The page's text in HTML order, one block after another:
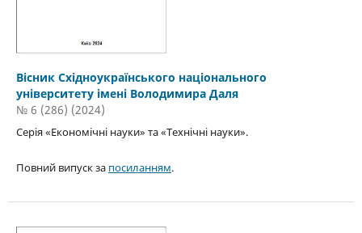
Вісник Східноукраїнського національного
університету імені Володимира Даля
№ 6 (286) (2024)
Серія «Економічні науки» та «Технічні науки».
Повний випуск за посиланням.